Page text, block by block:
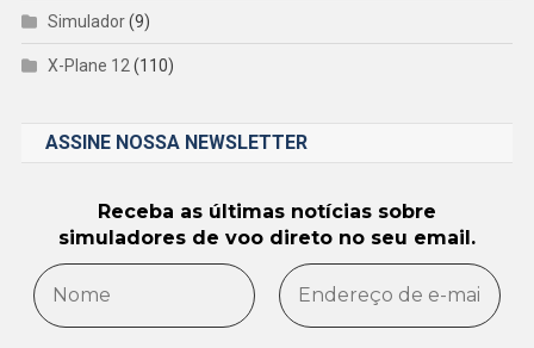
Simulador(9)
X-Plane 12 (110)
ASSINE NOSSA NEWSLETTER
Receba as últimas notícias sobre
simuladores de voo direto no seu email.